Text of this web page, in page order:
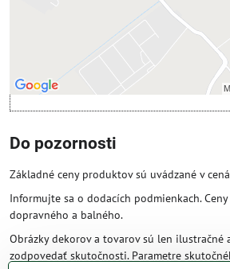
Povoliť a zapamätať - súhlas s
cookie: Funkčné
Otvoriť obsah v novom okne
Do pozornosti
Základné ceny produktov sú uvádzané v
Informujte sa o dodacích podmienkach.
dopravného a balného.
Obrázky dekorov a tovarov sú len ilustračné
zodpovedať skutočnosti. Parametre